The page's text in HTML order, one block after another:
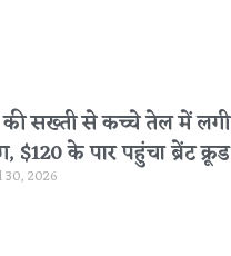
की सख्ती से कच्चे तेल में लगी
$120 के पार पहुंचा ब्रेंट क्रूड
30, 2026